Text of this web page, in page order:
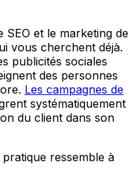
SEO et le marketing de
vous cherchent déjà.
publicités sociales
des personnes
Les campagnes de
systématiquement
du client dans son
ressemble à